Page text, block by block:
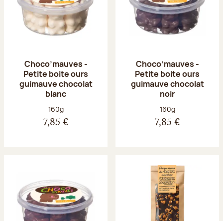
Choco’mauves -
Petite boite ours
guimauve chocolat
blanc
Poids net :
160g
7,85 €
Choco’mauves -
Petite boite ours
guimauve chocolat
noir
Poids net :
160g
7,85 €